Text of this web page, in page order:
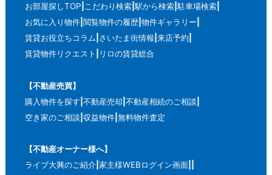
お部屋探しTOP こだわり検索 駅から検索 駐車場検索
お気に入り物件 閲覧物件の履歴 物件ギャラリー
賃貸お役立ちコラム さいたま街情報 来店予約
賃貸物件リクエスト
リロの賃貸総合
【不動産売買】
購入物件を探す 不動産売却 不動産相続のご相談
空き家のご相談 収益物件 無料物件査定
【不動産オーナー様へ】
ライブ大興のご紹介 家主様WEBログイン画面